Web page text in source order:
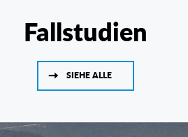
Fallstudien
SIEHE ALLE